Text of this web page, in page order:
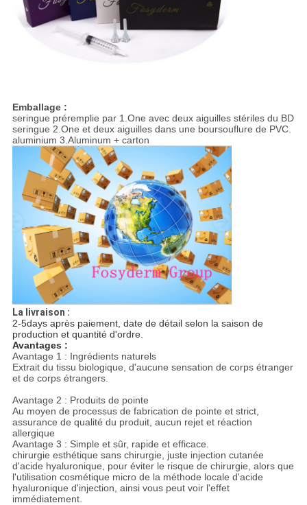
Emballage :
seringue préremplie par 1.One avec deux aiguilles stériles du BD
seringue 2.One et deux aiguilles dans une boursouflure de PVC.
aluminium 3.Aluminum + carton
La livraison :
2-5days après paiement, date de détail selon la saison de
production et quantité d'ordre.
Avantages :
Avantage 1 : Ingrédients naturels
Extrait du tissu biologique, d'aucune sensation de corps étranger
et de corps étrangers.
Avantage 2 : Produits de pointe
Au moyen de processus de fabrication de pointe et strict,
assurance de qualité du produit, aucun rejet et réaction
allergique
Avantage 3 : Simple et sûr, rapide et efficace.
chirurgie esthétique sans chirurgie, juste injection cutanée
d'acide hyaluronique, pour éviter le risque de chirurgie, alors que
l'utilisation cosmétique micro de la méthode locale d'acide
hyaluronique d'injection, ainsi vous peut voir l'effet
immédiatement.